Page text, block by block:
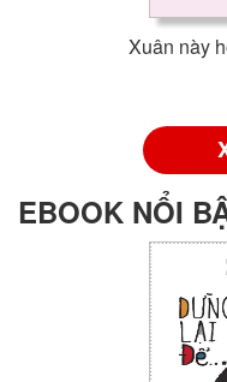
Xuân này
EBOOK NỔI